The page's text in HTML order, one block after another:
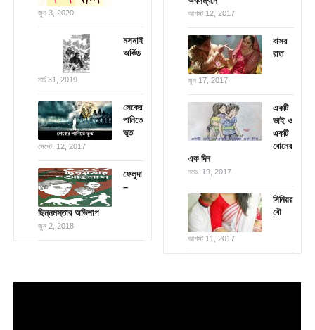
জুন 3, 2020
মসমাই
অর্কিড
মার্চ 31, 2019
লেকের
পানিতে
ভূত
সেপ্টে. 12, 2017
ফেলুদা
–
ছিন্নমস্তার অভিশাপ
জুন 2, 2018
আগস্ট 12, 2017
বাসর
রাত
জুন 17, 2017
একটি
ভাই ও
একটি
বোনের
এক দিন
নভে. 19, 2017
সিনিয়র
বৌ
আগস্ট 11, 2017